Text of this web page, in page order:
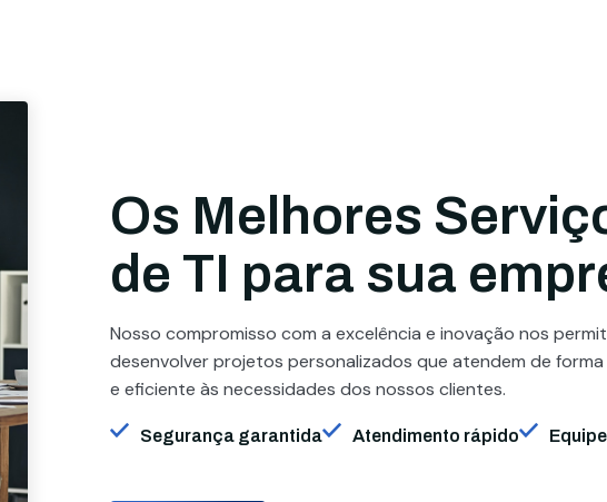
Os Melhores
de TI para sua
Nosso compromisso com a excelência e inovação nos
desenvolver projetos personalizados que atendem de forma
e eficiente às necessidades dos nossos clientes.
Segurança garantida Atendimento rápido